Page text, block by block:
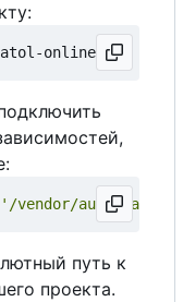
'/vendor/
путь к
проекта.